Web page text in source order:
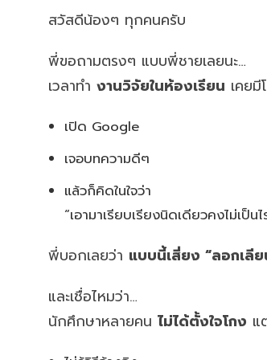
สวัสดีน้องๆ ทุกคนครับ
พี่ขอถามตรงๆ แบบพี่ชายเลยนะ…
เวลาทำ งานวิจัยในห้องเรียน เคยมี
เปิด Google
เจอบทความดีๆ
แล้วก็คิดในใจว่า
“เอามาเรียบเรียงนิดเดียวคงไม่เป็น
พี่บอกเลยว่า แบบนี้เสี่ยง “ลอกเลี
และเชื่อไหมว่า…
นักศึกษาหลายคน ไม่ได้ตั้งใจโกง แ